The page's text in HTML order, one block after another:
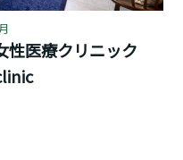
性医療クリニック